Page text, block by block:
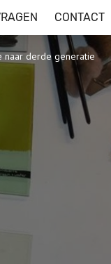
CONTACT
naar derde generatie